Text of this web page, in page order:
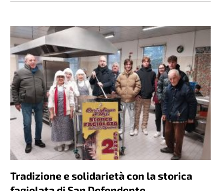
Tradizione e solidarietà con la storica